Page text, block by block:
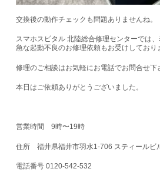
交換後の動作チェックも問題ありませんね。
スマホスピタル 北陸総合修理センターでは、
急な起動不良のお修理依頼もお受けしており
修理のご相談はお気軽にお電話でお問合せ下
本日はご依頼ありがとうございました。
営業時間 9時〜19時
住所 福井県福井市羽水1-706 スティールビ
電話番号 0120-542-532